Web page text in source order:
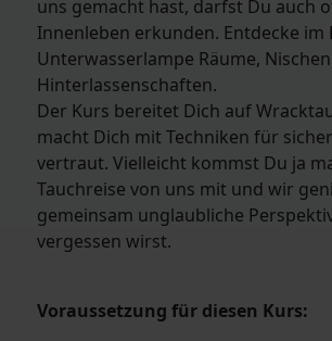
uns gemacht hast, darfst Du auch
Innenleben erkunden. Entdecke im
Unterwasserlampe Räume,
Hinterlassenschaften.
Der Kurs bereitet Dich auf
macht Dich mit Techniken für
vertraut. Vielleicht kommst Du ja
Tauchreise von uns mit und wir
gemeinsam unglaubliche
vergessen wirst.
Voraussetzung für diesen Kurs: